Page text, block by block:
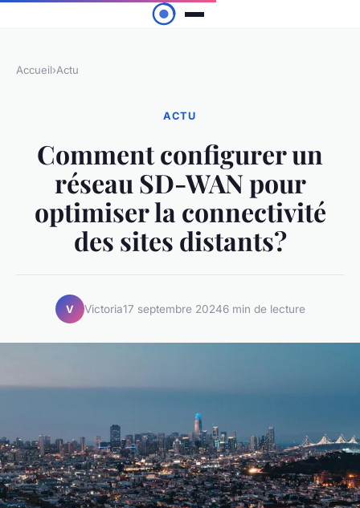
Accueil›Actu
ACTU
Comment configurer un
réseau SD-WAN pour
optimiser la connectivité
des sites distants?
V Victoria17 septembre 20246 min de lecture